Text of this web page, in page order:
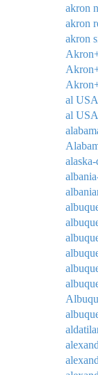
akron
akron
akron
al
al